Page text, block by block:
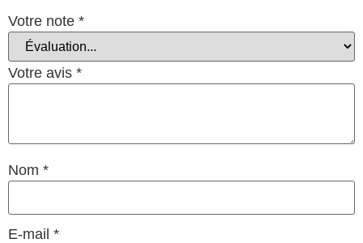
Votre note *
Votre avis *
Nom *
E-mail *